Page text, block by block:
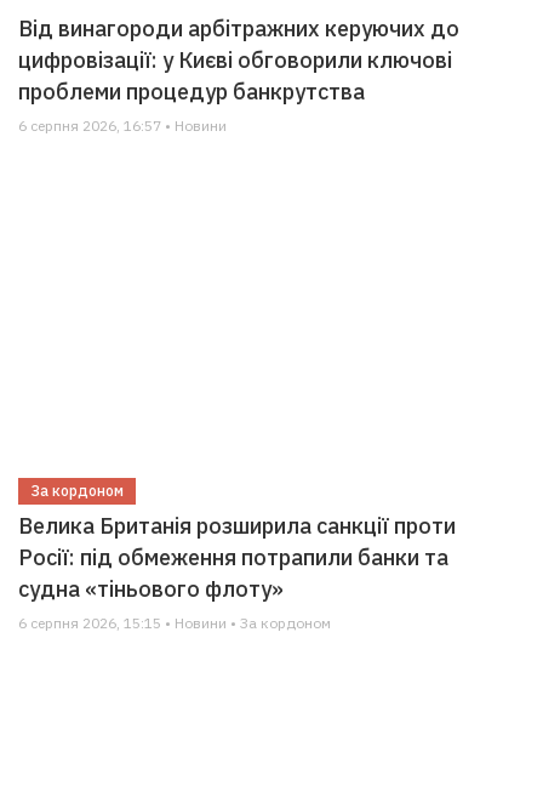
Від винагороди арбітражних керуючих до
цифровізації: у Києві обговорили ключові
проблеми процедур банкрутства
6 серпня 2026, 16:57 • Новини
За кордоном
Велика Британія розширила санкції проти
Росії: під обмеження потрапили банки та
судна «тіньового флоту»
6 серпня 2026, 15:15 • Новини • За кордоном